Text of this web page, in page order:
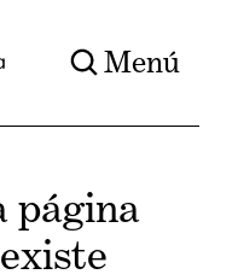
Menú
página